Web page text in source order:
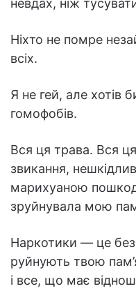
невдах, ніж
Ніхто не помре
всіх.
Я не гей, але хотів
гомофобів.
Вся ця трава. Вся
звикання,
марихуаною
зруйнувала мою
Наркотики — це
руйнують твою
і все, що має